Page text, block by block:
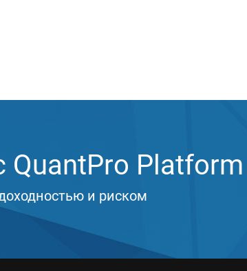
QuantPro Platform
и риском